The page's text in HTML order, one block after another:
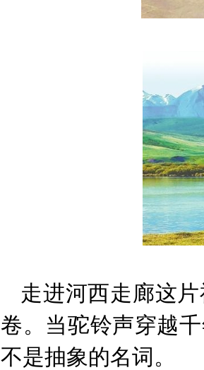
走进河西走廊这
卷。当驼铃声穿越
不是抽象的名词。